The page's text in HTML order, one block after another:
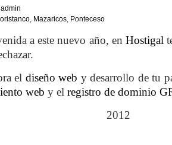
admin
, Mazaricos, Ponteceso
a este nuevo año, en Hostigal
el diseño web y desarrollo de tu
web y el registro de dominio